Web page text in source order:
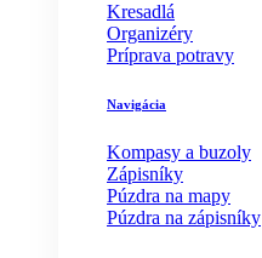
Kresadlá
Organizéry
Príprava potravy
Navigácia
Kompasy a buzoly
Zápisníky
Púzdra na mapy
Púzdra na zápisníky